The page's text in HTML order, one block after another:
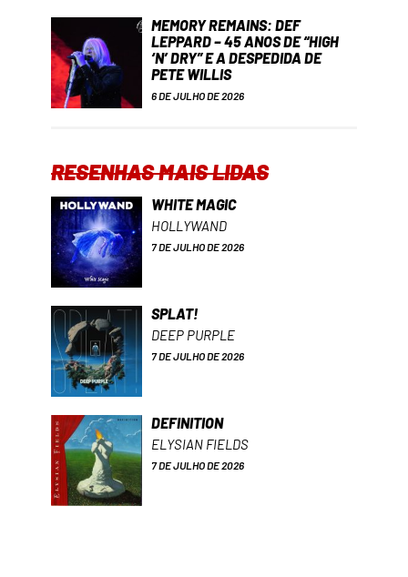
MEMORY REMAINS: DEF
LEPPARD – 45 ANOS DE “HIGH
‘N’ DRY” E A DESPEDIDA DE
PETE WILLIS
6 DE JULHO DE 2026
RESENHAS MAIS LIDAS
WHITE MAGIC
HOLLYWAND
7 DE JULHO DE 2026
SPLAT!
DEEP PURPLE
7 DE JULHO DE 2026
DEFINITION
ELYSIAN FIELDS
7 DE JULHO DE 2026